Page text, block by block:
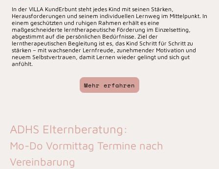
In der VILLA KundErbunt steht jedes Kind mit seinen Stärken,
Herausforderungen und seinem individuellen Lernweg im Mittelpunkt. In
einem geschützten und ruhigen Rahmen erhält es eine
maßgeschneiderte lerntherapeutische Förderung im Einzelsetting,
abgestimmt auf die persönlichen Bedürfnisse. Ziel der
lerntherapeutischen Begleitung ist es, das Kind Schritt für Schritt zu
stärken – mit wachsender Lernfreude, zunehmender Motivation und
neuem Selbstvertrauen, damit Lernen wieder gelingt und sich gut
anfühlt.
Mehr erfahren
ADHS Elternberatung:
Mo-Do Vormittag Termine nach
Vereinbarung